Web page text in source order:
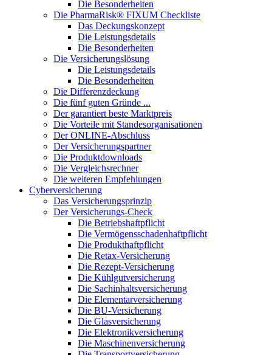
Die Besonderheiten
Die PharmaRisk® FIXUM Checkliste
Das Deckungskonzept
Die Leistungsdetails
Die Besonderheiten
Die Versicherungslösung
Die Leistungsdetails
Die Besonderheiten
Die Differenzdeckung
Die fünf guten Gründe ...
Der garantiert beste Marktpreis
Die Vorteile mit Standesorganisationen
Der ONLINE-Abschluss
Der Versicherungspartner
Die Produktdownloads
Die Vergleichsrechner
Die weiteren Empfehlungen
Cyberversicherung
Das Versicherungsprinzip
Der Versicherungs-Check
Die Betriebshaftpflicht
Die Vermögensschadenhaftpflicht
Die Produkthaftpflicht
Die Retax-Versicherung
Die Rezept-Versicherung
Die Kühlgutversicherung
Die Sachinhaltsversicherung
Die Elementarversicherung
Die BU-Versicherung
Die Glasversicherung
Die Elektronikversicherung
Die Maschinenversicherung